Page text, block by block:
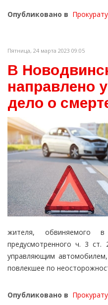
Опубликовано в
Пятница, 24 марта 2023 09:05
В
направлено
дело о
жителя, обвиняемого в
предусмотренного ч. 3
управляющим
повлекшее по
Опубликовано в